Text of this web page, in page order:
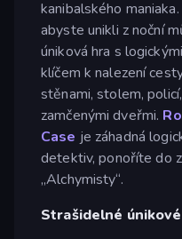
kanibalského
abyste unikli z noční
úniková hra s
klíčem k nalezení
stěnami, stolem,
zamčenými dveřmi.
Case je záhadná
detektiv, ponoříte do
„Alchymisty“.
Strašidelné